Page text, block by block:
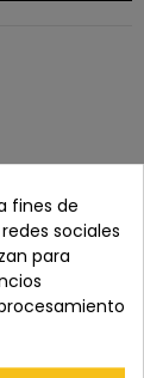
5 a 7 días
fines de
sociales
para